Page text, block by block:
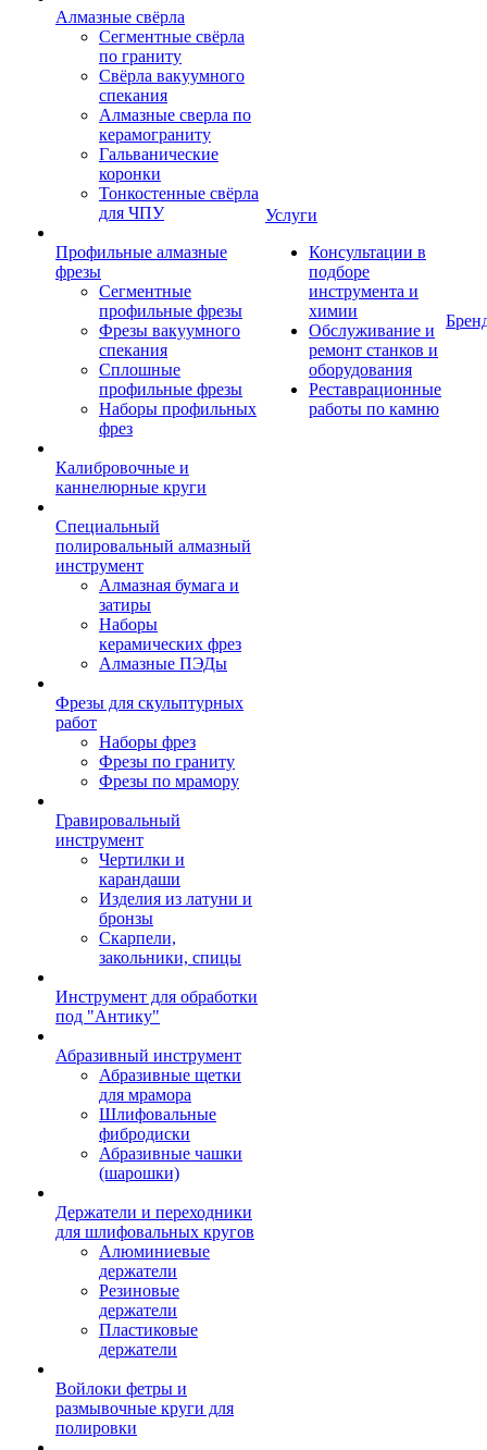
Алмазные свёрла
Сегментные свёрла
по граниту
Свёрла вакуумного
спекания
Алмазные сверла по
керамограниту
Гальванические
коронки
Тонкостенные свёрла
для ЧПУ
Профильные алмазные
фрезы
Сегментные
профильные фрезы
Фрезы вакуумного
спекания
Сплошные
профильные фрезы
Наборы профильных
фрез
Калибровочные и
каннелюрные круги
Специальный
полировальный алмазный
инструмент
Алмазная бумага и
затиры
Наборы
керамических фрез
Алмазные ПЭДы
Фрезы для скульптурных
работ
Наборы фрез
Фрезы по граниту
Фрезы по мрамору
Гравировальный
инструмент
Чертилки и
карандаши
Изделия из латуни и
бронзы
Скарпели,
закольники, спицы
Инструмент для обработки
под "Антику"
Абразивный инструмент
Абразивные щетки
для мрамора
Шлифовальные
фибродиски
Абразивные чашки
(шарошки)
Держатели и переходники
для шлифовальных кругов
Алюминиевые
держатели
Резиновые
держатели
Пластиковые
держатели
Войлоки фетры и
размывочные круги для
полировки
Услуги
Консультации в
подборе
инструмента и
химии
Обслуживание и
ремонт станков и
оборудования
Реставрационные
работы по камню